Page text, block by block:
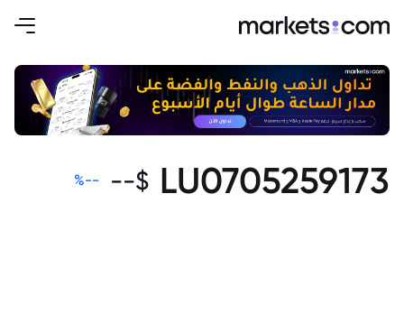
LU0705259173
$
--
--
%